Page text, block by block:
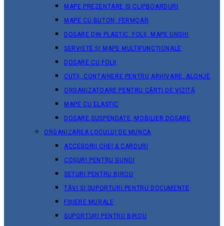
MAPE PREZENTARE ȘI CLIPBOARDURI
MAPE CU BUTON, FERMOAR
DOSARE DIN PLASTIC, FOLII, MAPE UNGHI
SERVIETE ȘI MAPE MULTIFUNCȚIONALE
DOSARE CU FOLII
CUTII, CONTAINERE PENTRU ARHIVARE, ALONJE
ORGANIZATOARE PENTRU CĂRȚI DE VIZITĂ
MAPE CU ELASTIC
DOSARE SUSPENDATE, MOBILIER DOSARE
ORGANIZAREA LOCULUI DE MUNCA
ACCESORII CHEI & СARDURI
COȘURI PENTRU GUNOI
SETURI PENTRU BIROU
TĂVI ȘI SUPORTURI PENTRU DOCUMENTE
FIȘIERE MURALE
SUPORTURI PENTRU BIROU